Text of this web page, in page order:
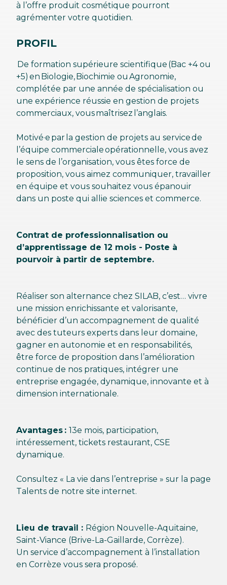
à l’offre produit cosmétique pourront
agrémenter votre quotidien.
PROFIL
De formation supérieure scientifique (Bac +4 ou
+5) en Biologie, Biochimie ou Agronomie,
complétée par une année de spécialisation ou
une expérience réussie en gestion de projets
commerciaux, vous maîtrisez l’anglais.
Motivé·e par la gestion de projets au service de
l’équipe commerciale opérationnelle, vous avez
le sens de l’organisation, vous êtes force de
proposition, vous aimez communiquer, travailler
en équipe et vous souhaitez vous épanouir
dans un poste qui allie sciences et commerce.
Contrat de professionnalisation ou
d’apprentissage de 12 mois - Poste à
pourvoir à partir de septembre.
Réaliser son alternance chez SILAB, c’est… vivre
une mission enrichissante et valorisante,
bénéficier d’un accompagnement de qualité
avec des tuteurs experts dans leur domaine,
gagner en autonomie et en responsabilités,
être force de proposition dans l’amélioration
continue de nos pratiques, intégrer une
entreprise engagée, dynamique, innovante et à
dimension internationale.
Avantages : 13e mois, participation,
intéressement, tickets restaurant, CSE
dynamique.
Consultez « La vie dans l’entreprise » sur la page
Talents de notre site internet.
Lieu de travail : Région Nouvelle-Aquitaine,
Saint-Viance (Brive-La-Gaillarde, Corrèze).
Un service d’accompagnement à l’installation
en Corrèze vous sera proposé.